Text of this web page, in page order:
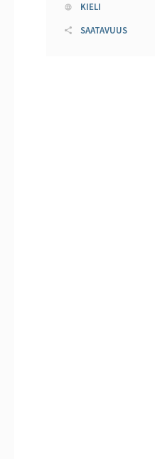
KIELI
SAATAVUUS